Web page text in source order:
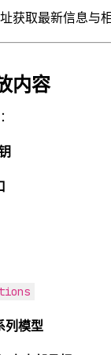
获取最新信息与相
内容
列模型